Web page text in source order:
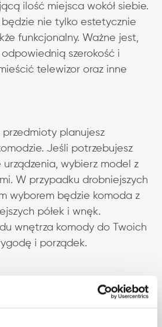
ilość miejsca wokół siebie.
nie tylko estetycznie
funkcjonalny. Ważne jest,
szerokość i
telewizor oraz inne
planujesz
Jeśli potrzebujesz
urządzenia, wybierz model z
W przypadku drobniejszych
wyborem będzie komoda z
półek i wnęk.
wnętrza komody do Twoich
i porządek.
Dużą Komodę pod
Sklepie?